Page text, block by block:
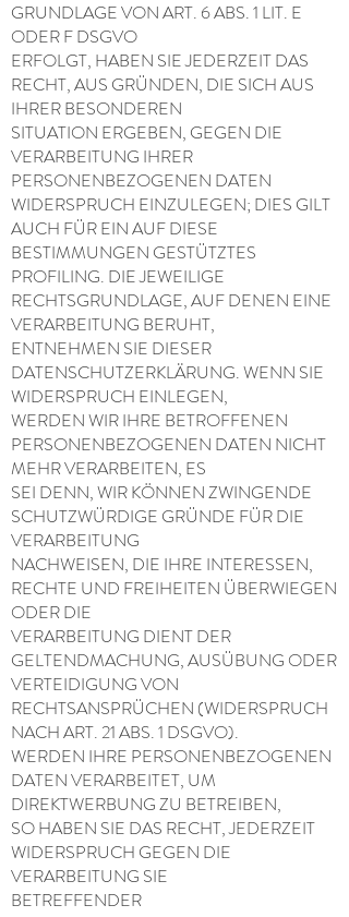
GRUNDLAGE VON ART. 6 ABS. 1 LIT. E
ODER F DSGVO
ERFOLGT, HABEN SIE JEDERZEIT DAS
RECHT, AUS GRÜNDEN, DIE SICH AUS
IHRER BESONDEREN
SITUATION ERGEBEN, GEGEN DIE
VERARBEITUNG IHRER
PERSONENBEZOGENEN DATEN
WIDERSPRUCH EINZULEGEN; DIES GILT
AUCH FÜR EIN AUF DIESE
BESTIMMUNGEN GESTÜTZTES
PROFILING. DIE JEWEILIGE
RECHTSGRUNDLAGE, AUF DENEN EINE
VERARBEITUNG BERUHT,
ENTNEHMEN SIE DIESER
DATENSCHUTZERKLÄRUNG. WENN SIE
WIDERSPRUCH EINLEGEN,
WERDEN WIR IHRE BETROFFENEN
PERSONENBEZOGENEN DATEN NICHT
MEHR VERARBEITEN, ES
SEI DENN, WIR KÖNNEN ZWINGENDE
SCHUTZWÜRDIGE GRÜNDE FÜR DIE
VERARBEITUNG
NACHWEISEN, DIE IHRE INTERESSEN,
RECHTE UND FREIHEITEN ÜBERWIEGEN
ODER DIE
VERARBEITUNG DIENT DER
GELTENDMACHUNG, AUSÜBUNG ODER
VERTEIDIGUNG VON
RECHTSANSPRÜCHEN (WIDERSPRUCH
NACH ART. 21 ABS. 1 DSGVO).
WERDEN IHRE PERSONENBEZOGENEN
DATEN VERARBEITET, UM
DIREKTWERBUNG ZU BETREIBEN,
SO HABEN SIE DAS RECHT, JEDERZEIT
WIDERSPRUCH GEGEN DIE
VERARBEITUNG SIE
BETREFFENDER